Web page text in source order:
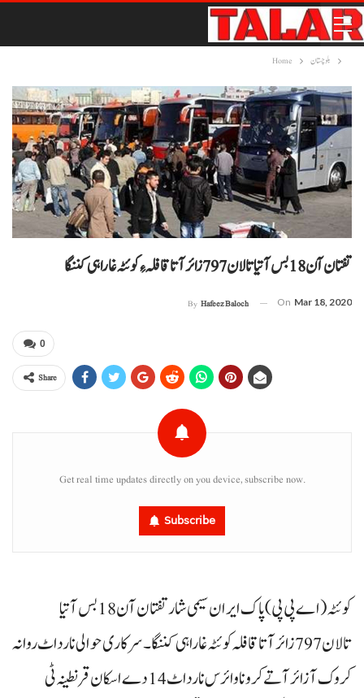
Home بلوچستان
تفتان آن 18بس آتیا تالان 797زائرآتا قافلہ ءِ کوئٹہ غا راہی کننگا
By Hafeez Baloch On Mar 18, 2020
0
Share
Get real time updates directly on you device, subscribe now.
Subscribe
کوئٹہ(اے پی پی) پاک ایران سیمی شار تفتان آن 18بس آتیا
تالان 797زائر آتا قافلہ کوئٹہ غا راہی کننگا۔ سرکاری حوالی نا رداٹ روانہ
کروک آ زائر آتے کروناوائرس نا رداٹ 14دے اسکان قرنطینہ ٹی